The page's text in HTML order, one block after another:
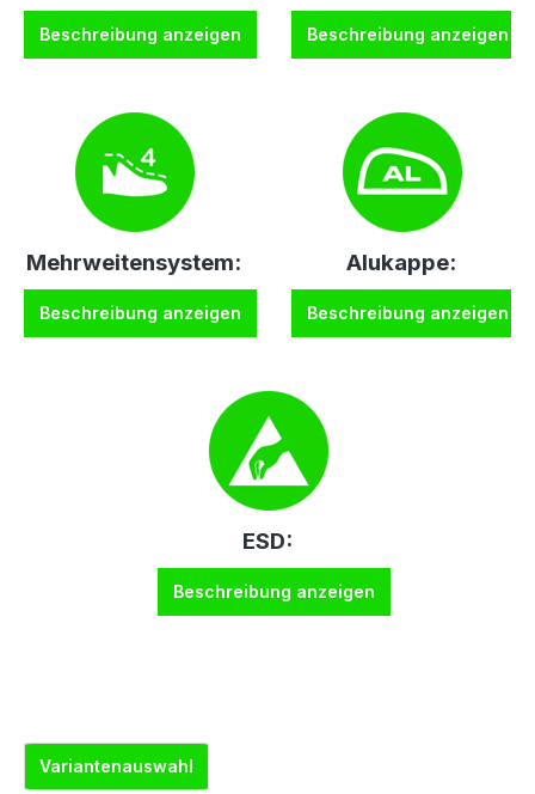
Beschreibung anzeigen Beschreibung anzeigen
Mehrweitensystem:
Beschreibung anzeigen
Alukappe:
Beschreibung anzeigen
ESD:
Beschreibung anzeigen
Variantenauswahl